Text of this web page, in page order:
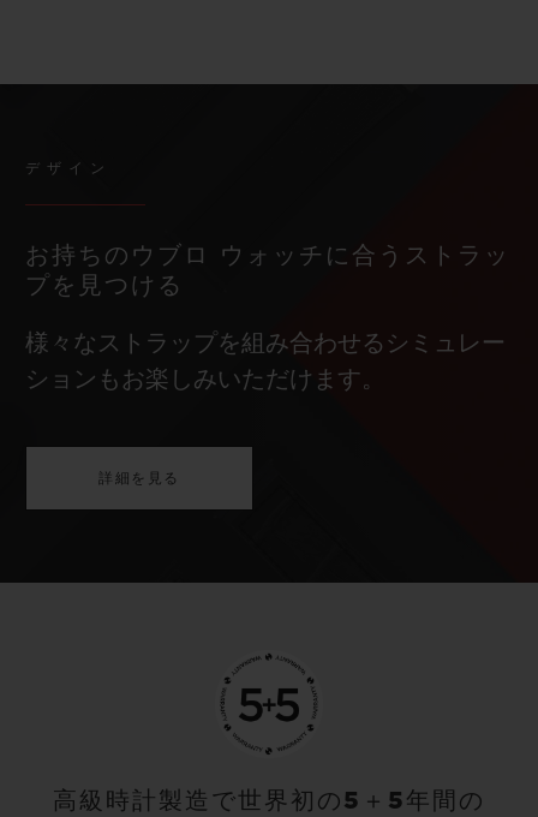
デザイン
お持ちのウブロ ウォッチに合うストラッ
プを見つける
様々なストラップを組み合わせるシミュレー
ションもお楽しみいただけます。
詳細を見る
高級時計製造で世界初の5＋5年間の